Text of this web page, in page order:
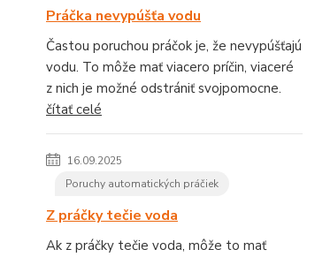
Práčka nevypúšťa vodu
Častou poruchou práčok je, že nevypúšťajú
vodu. To môže mať viacero príčin, viaceré
z nich je možné odstrániť svojpomocne.
čítať celé
16.09.2025
Poruchy automatických práčiek
Z práčky tečie voda
Ak z práčky tečie voda, môže to mať